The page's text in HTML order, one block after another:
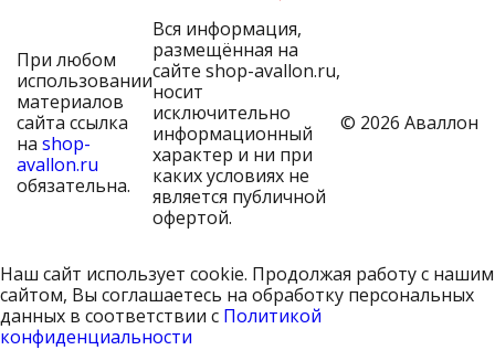
При любом
использовании
материалов
сайта ссылка
на shop-
avallon.ru
обязательна.
Вся информация,
размещённая на
сайте shop-avallon.ru,
носит
исключительно
информационный
характер и ни при
каких условиях не
является публичной
офертой.
© 2026 Аваллон
Наш сайт использует cookie. Продолжая работу с нашим
сайтом, Вы соглашаетесь на обработку персональных
данных в соответствии с Политикой
конфиденциальности